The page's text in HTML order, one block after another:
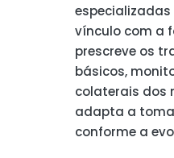
vínculo com a
prescreve os
básicos,
colaterais dos
adapta a
conforme a